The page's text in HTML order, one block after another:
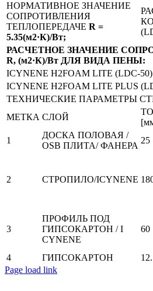
НОРМАТИВНОЕ ЗНАЧЕНИЕ
СОПРОТИВЛЕНИЯ
ТЕПЛОПЕРЕДАЧЕ R =
5.35(м2·К)/Вт;
РАСЧЕТНОЕ ЗНАЧЕНИЕ
R, (м2·К)/Вт ДЛЯ ВИДА ПЕНЫ:
ICYNENE H2FOAM LITE (LDC-50)
ICYNENE H2FOAM LITE PLUS
ТЕХНИЧЕСКИЕ ПАРАМЕТРЫ
МЕТКА СЛОЙ
1
ДОСКА ПОЛОВАЯ /
OSB ПЛИТА/ ФАНЕРА
25
2 СТРОПИЛО/ICYNENE
3
ПРОФИЛЬ ПОД
ГИПСОКАРТОН / I
CYNENE
60
4
ГИПСОКАРТОН
Page load link